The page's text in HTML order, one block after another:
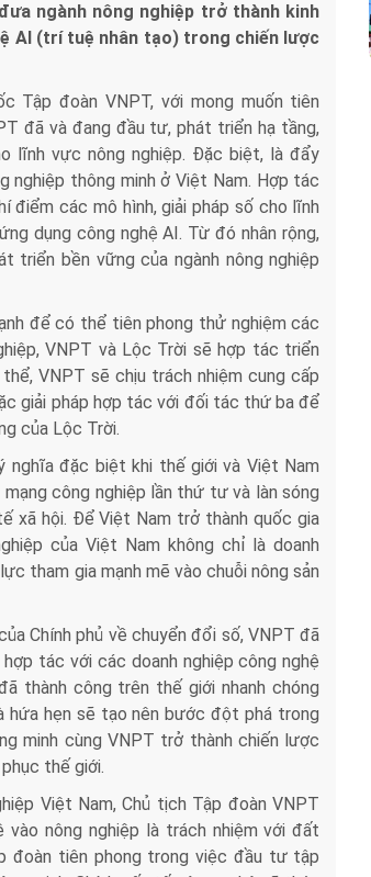
ngành nông nghiệp trở thành kinh
AI (trí tuệ nhân tạo) trong chiến lược
Tập đoàn VNPT, với mong muốn tiên
đã và đang đầu tư, phát triển hạ tầng,
lĩnh vực nông nghiệp. Đặc biệt, là đẩy
nghiệp thông minh ở Việt Nam. Hợp tác
điểm các mô hình, giải pháp số cho lĩnh
dụng công nghệ AI. Từ đó nhân rộng,
triển bền vững của ngành nông nghiệp
để có thể tiên phong thử nghiệm các
VNPT và Lộc Trời sẽ hợp tác triển
VNPT sẽ chịu trách nhiệm cung cấp
giải pháp hợp tác với đối tác thứ ba để
của Lộc Trời.
nghĩa đặc biệt khi thế giới và Việt Nam
công nghiệp lần thứ tư và làn sóng
xã hội. Để Việt Nam trở thành quốc gia
của Việt Nam không chỉ là doanh
tham gia mạnh mẽ vào chuỗi nông sản
Chính phủ về chuyển đổi số, VNPT đã
tác với các doanh nghiệp công nghệ
thành công trên thế giới nhanh chóng
hứa hẹn sẽ tạo nên bước đột phá trong
minh cùng VNPT trở thành chiến lược
thế giới.
Việt Nam, Chủ tịch Tập đoàn VNPT
nông nghiệp là trách nhiệm với đất
đoàn tiên phong trong việc đầu tư tập